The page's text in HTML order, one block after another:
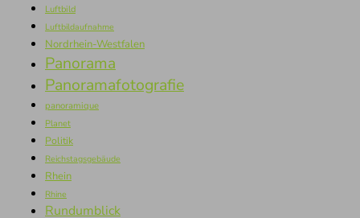
Luftbild
Luftbildaufnahme
Nordrhein-Westfalen
Panorama
Panoramafotografie
panoramique
Planet
Politik
Reichstagsgebäude
Rhein
Rhine
Rundumblick